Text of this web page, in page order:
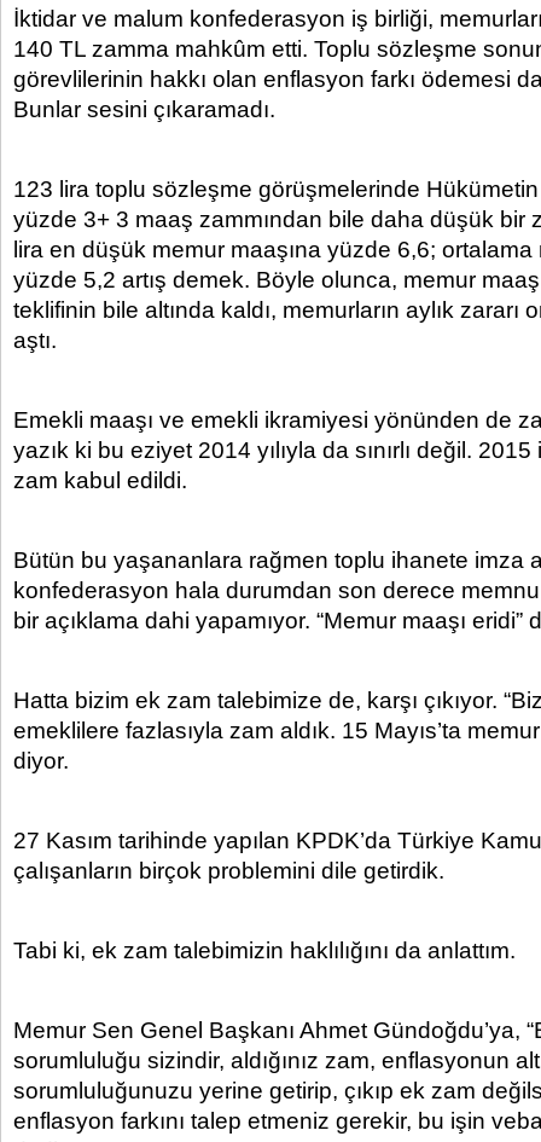
İktidar ve malum konfederasyon iş birliği,
140 TL zamma mahkûm etti. Toplu sözleşme
görevlilerinin hakkı olan enflasyon farkı ödemesi
Bunlar sesini çıkaramadı.
123 lira toplu sözleşme görüşmelerinde
yüzde 3+ 3 maaş zammından bile daha düşük bir
lira en düşük memur maaşına yüzde 6,6; ortalama
yüzde 5,2 artış demek. Böyle olunca, memur
teklifinin bile altında kaldı, memurların aylık zararı
aştı.
Emekli maaşı ve emekli ikramiyesi yönünden de
yazık ki bu eziyet 2014 yılıyla da sınırlı değil.
zam kabul edildi.
Bütün bu yaşananlara rağmen toplu ihanete imza
konfederasyon hala durumdan son derece
bir açıklama dahi yapamıyor. “Memur maaşı eridi”
Hatta bizim ek zam talebimize de, karşı çıkıyor.
emeklilere fazlasıyla zam aldık. 15 Mayıs’ta
diyor.
27 Kasım tarihinde yapılan KPDK’da Türkiye
çalışanların birçok problemini dile getirdik.
Tabi ki, ek zam talebimizin haklılığını da anlattım.
Memur Sen Genel Başkanı Ahmet Gündoğdu’ya,
sorumluluğu sizindir, aldığınız zam, enflasyonun
sorumluluğunuzu yerine getirip, çıkıp ek zam
enflasyon farkını talep etmeniz gerekir, bu işin